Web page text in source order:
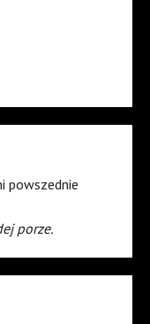
powszednie
porze.